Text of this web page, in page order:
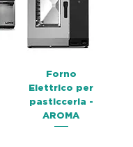
Forno
Elettrico per
pasticceria -
AROMA